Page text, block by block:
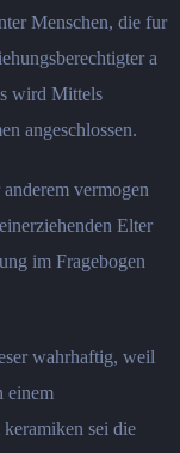
Menschen, die fur
a
wird Mittels
angeschlossen.
vermogen
Elter
im Fragebogen
wahrhaftig, weil
einem
sei die